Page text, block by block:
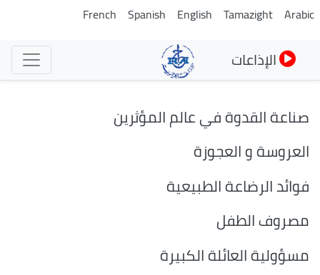
تجاوز
Arabic
Tamazight
English
Spanish
French
الإذاعات
صناعة القدوة في عالم المؤثرين
العروسة و العجوزة
فوائد الرضاعة الطبيعية
مصروف الطفل
مسؤولية العائلة الكبيرة